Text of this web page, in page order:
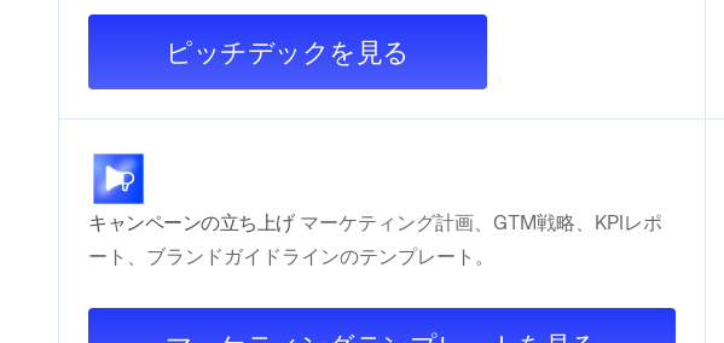
ピッチデックを見る
キャンペーンの立ち上げ マーケティング計画、GTM戦略、KPIレポ
ート、ブランドガイドラインのテンプレート。